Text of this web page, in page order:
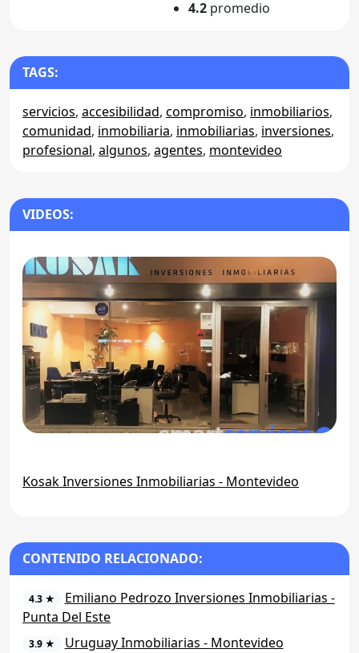
4.2 promedio
TAGS:
servicios, accesibilidad, compromiso, inmobiliarios,
comunidad, inmobiliaria, inmobiliarias, inversiones,
profesional, algunos, agentes, montevideo
VIDEOS:
Kosak Inversiones Inmobiliarias - Montevideo
CONTENIDO RELACIONADO:
4.3 ★
Emiliano Pedrozo Inversiones Inmobiliarias -
Punta Del Este
3.9 ★ Uruguay Inmobiliarias - Montevideo